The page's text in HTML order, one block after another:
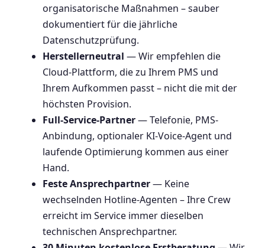
organisatorische Maßnahmen – sauber
dokumentiert für die jährliche
Datenschutzprüfung.
Herstellerneutral — Wir empfehlen die
Cloud-Plattform, die zu Ihrem PMS und
Ihrem Aufkommen passt – nicht die mit der
höchsten Provision.
Full-Service-Partner— Telefonie, PMS-
Anbindung, optionaler KI-Voice-Agent und
laufende Optimierung kommen aus einer
Hand.
Feste Ansprechpartner— Keine
wechselnden Hotline-Agenten – Ihre Crew
erreicht im Service immer dieselben
technischen Ansprechpartner.